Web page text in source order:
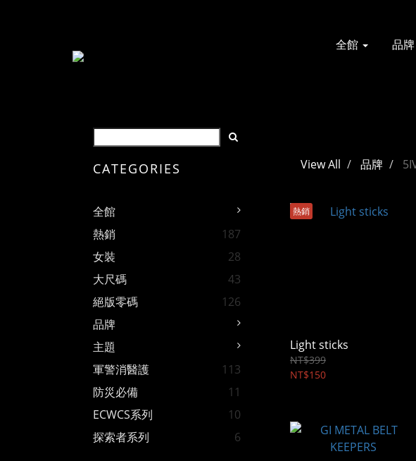
全館 品牌
CATEGORIES
全館
熱銷
187
女裝
28
大尺碼
43
絕版零碼
126
品牌
主題
軍警消醫護
113
防災必備
11
ECWCS系列
10
探索者系列
6
View All 品牌
熱銷
Light sticks
NT$399
NT$150